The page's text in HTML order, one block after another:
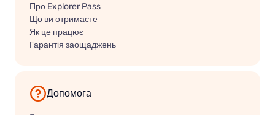
Про Explorer Pass
Що ви отримаєте
Як це працює
Гарантія заощаджень
Допомога